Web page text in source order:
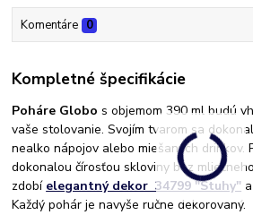
Komentáre 0
Kompletné špecifikácie
Poháre Globos objemom 390 ml budú
vaše stolovanie. Svojím tvarom sa
nealko nápojov alebo miešaných drinkov.
dokonalou čírosťou skloviny bez
zdobí elegantný dekor 34799 "Stuhy"
Každý pohár je navyše ručne dekorovaný.